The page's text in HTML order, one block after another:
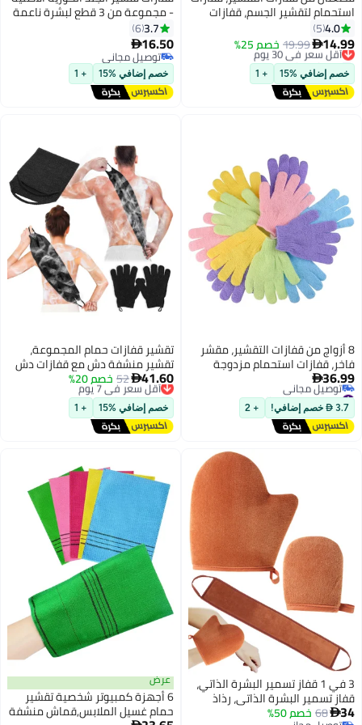
قفازات
لتنظيف
للبشرة 25%
- مجموعة من 3 قطع لبشرة ناعمة
ونضرة - قفازات دش عالية الجودة
16.50
توصيل مجاني
خصم إضافي %15
التقشير، مقشر
مزدوجة
للجسم، مزيل
ملحقات استحمام
+ 2
تقشير قفازات حمام المجموعة،
تقشير منشفة دش مع قفازات دش
لفكرك الجسم، قفازات غسيل نظاف
الظهر لإزالة الجلد الميت (الأسود)
41.60أقل سعر في 7 يوم
أقل سعر في 7 يوم
خصم إضافي %15
البشرة الذاتي،
رذاذ
البشرة،
عرض
6 أجهزة كمبيوتر شخصية تقشير
حمام غسيل الملابس,قماش منشفة